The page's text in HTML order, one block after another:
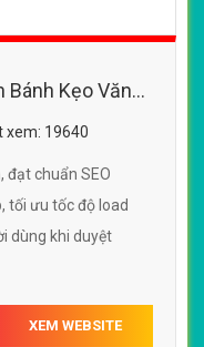
Bánh Kẹo Văn
SEO
xem: 19640
đạt chuẩn SEO
tối ưu tốc độ load
dùng khi duyệt
XEM WEBSITE